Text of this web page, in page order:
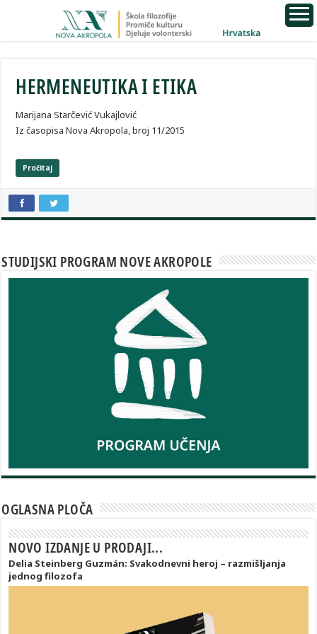
HERMENEUTIKA I ETIKA
Marijana Starčević Vukajlović
Iz časopisa Nova Akropola, broj 11/2015
Pročitaj
STUDIJSKI PROGRAM NOVE AKROPOLE
OGLASNA PLOČA
NOVO IZDANJE U PRODAJI...
Delia Steinberg Guzmán: Svakodnevni heroj – razmišljanja
jednog filozofa